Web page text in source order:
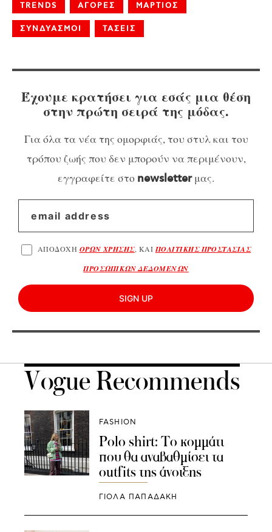
TRENDS ΑΓΟΡΕΣ ΜΑΡΤΙΟΣ
ΣΥΝΔΥΑΣΜΟΙ ΤΑΣΕΙΣ
Έχουμε κρατήσει για εσάς μια θέση
στην πρώτη σειρά της μόδας.
Για όλα τα νέα της ομορφιάς, του στυλ και του
τρόπου ζωής που δεν μπορούν να περιμένουν,
εγγραφείτε στο newsletterμας.
ΑΠΟΔΟΧΗ ΟΡΩΝ ΧΡΗΣΗΣ, ΚΑΙΠΟΛΙΤΙΚΗΣ ΠΡΟΣΤΑΣΙΑΣ
ΠΡΟΣΩΠΙΚΩΝ ΔΕΔΟΜΕΝΩΝ
SIGN UP
Vogue Recommends
FASHION
Polo shirt: Το κομμάτι
που θα αναβαθμίσει τα
outfits της άνοιξης
ΓΙΌΛΑ ΠΑΠΑΔΆΚΗ